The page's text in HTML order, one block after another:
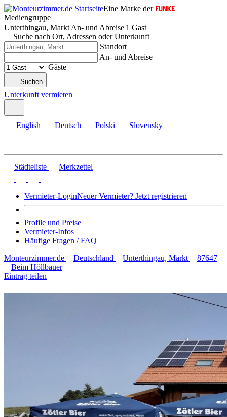
Eine Marke der
Mediengruppe
Unterthingau, Markt|An- und Abreise|1 Gast
Suche nach Ort, Adressen oder Unterkunft
Standort
An- und Abreise
Gäste
Suchen
Unterkunft vermieten
English Deutsch Polski Slovensky
Städteliste Merkzettel
Vermieter-LoginNeuer Vermieter? Jetzt registrieren
Profile und Preise
Vermieter-Infos
Häufige Fragen / FAQ
Monteurzimmer.de
Deutschland Unterthingau, Markt
87647
Beim Höllbauer
Eintrag teilen